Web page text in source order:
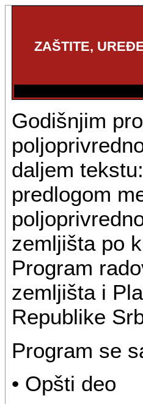
ZAŠTITE,
Godišnjim
daljem
predlogom
zemljišta po
Program
zemljišta i
Republike
Program se
• Opšti deo